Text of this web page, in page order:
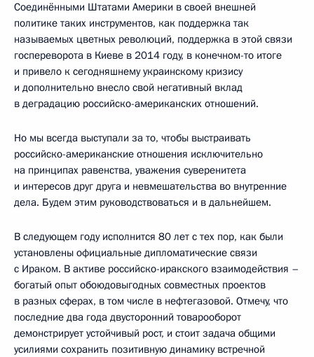
Соединёнными Штатами Америки в своей внешней
политике таких инструментов, как поддержка так
называемых цветных революций, поддержка в этой связи
госпереворота в Киеве в 2014 году, в конечном-то итоге
и привело к сегодняшнему украинскому кризису
и дополнительно внесло свой негативный вклад
в деградацию российско-американских отношений.
Но мы всегда выступали за то, чтобы выстраивать
российско-американские отношения исключительно
на принципах равенства, уважения суверенитета
и интересов друг друга и невмешательства во внутренние
дела. Будем этим руководствоваться и в дальнейшем.
В следующем году исполнится 80 лет с тех пор, как были
установлены официальные дипломатические связи
с Ираком. В активе российско-иракского взаимодействия –
богатый опыт обоюдовыгодных совместных проектов
в разных сферах, в том числе в нефтегазовой. Отмечу, что
последние два года двусторонний товарооборот
демонстрирует устойчивый рост, и стоит задача общими
усилиями сохранить позитивную динамику встречной